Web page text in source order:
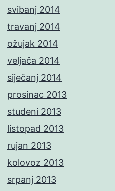
svibanj 2014
travanj 2014
ožujak 2014
veljača 2014
siječanj 2014
prosinac 2013
studeni 2013
listopad 2013
rujan 2013
kolovoz 2013
srpanj 2013